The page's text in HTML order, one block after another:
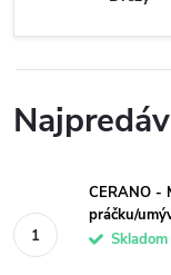
CERANO -
práčku/
Skladom